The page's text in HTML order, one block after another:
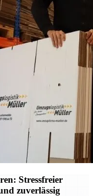
Stressfreier
zuverlässig